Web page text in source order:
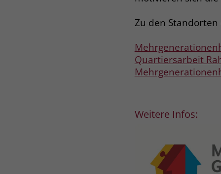
Zu den
Quartiersarbeit
Weitere Infos: